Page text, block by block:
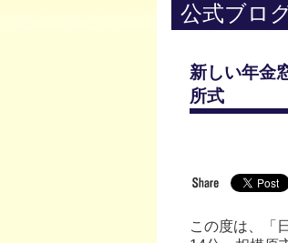
公式ブロ
新しい年金
所式
この度は、「